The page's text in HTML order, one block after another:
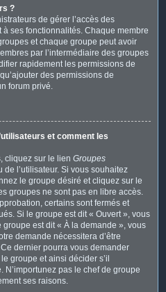
?
de gérer l’accès des
ses fonctionnalités. Chaque membre
et chaque groupe peut avoir
par l’intermédiaire des groupes
rapidement les permissions de
des permissions de
forum privé.
et comment les
cliquez sur le lien Groupes
l’utilisateur. Si vous souhaitez
le groupe désiré et cliquez sur le
groupes ne sont pas en libre accès.
certains sont fermés et
Si le groupe est dit « Ouvert », vous
est dit « À la demande », vous
demande nécessitera d’être
dernier pourra vous demander
groupe et ainsi décider s’il
pas le chef de groupe
ses raisons.